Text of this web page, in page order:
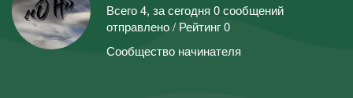
Всего 4, за сегодня 0 сообщений
отправлено / Рейтинг 0
Сообщество начинателя